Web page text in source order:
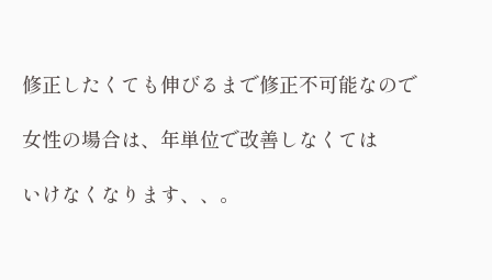
修正したくても伸びるまで修正不可能なので
女性の場合は、年単位で改善しなくては
いけなくなります、、。